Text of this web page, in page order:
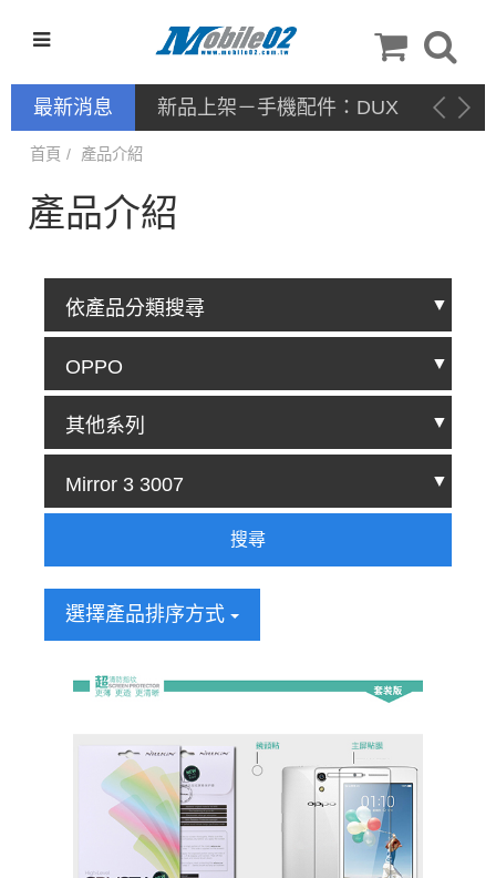
最新消息
新品上架－手機配件：DUX
DUCIS
首頁 產品介紹
產品介紹
搜尋
選擇產品排序方式